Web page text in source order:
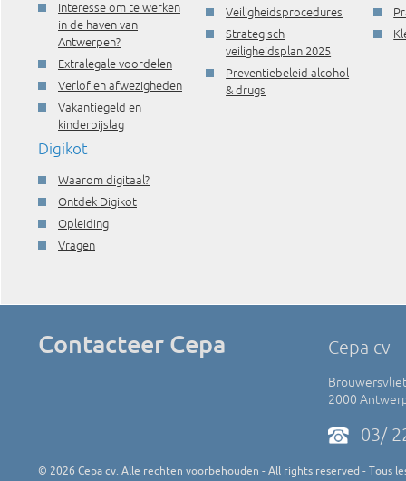
Interesse om te werken
in de haven van
Antwerpen?
Extralegale voordelen
Verlof en afwezigheden
Vakantiegeld en
kinderbijslag
Veiligheidsprocedures
Strategisch
veiligheidsplan 2025
Preventiebeleid alcohol
& drugs
Digikot
Waarom digitaal?
Ontdek Digikot
Opleiding
Vragen
Contacteer Cepa Cepa cv
2000
03/
© 2026 Cepa cv. Alle rechten voorbehouden - All rights reserved - Tous